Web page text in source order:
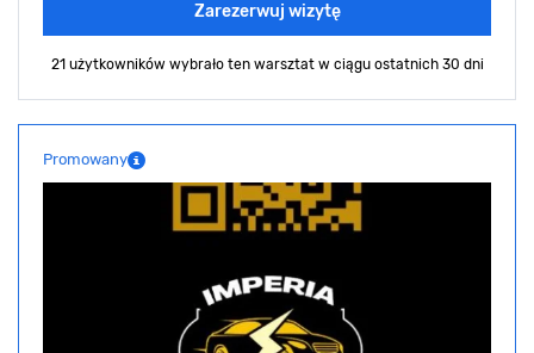
Zarezerwuj wizytę
21 użytkowników wybrało ten warsztat w ciągu ostatnich 30 dni
Promowany